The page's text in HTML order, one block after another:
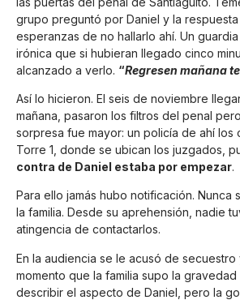
grupo preguntó por Daniel y la
esperanzas de no hallarlo ahí. Un
irónica que si hubieran llegado cinco
alcanzado a verlo. “Regresen mañana
Así lo hicieron. El seis de noviembre
mañana, pasaron los filtros del penal
sorpresa fue mayor: un policía de ahí los
Torre 1, donde se ubican los juzgados,
contra de Daniel estaba por empezar.
Para ello jamás hubo notificación. Nunca
la familia. Desde su aprehensión, nadie
atingencia de contactarlos.
En la audiencia se le acusó de secuestro
momento que la familia supo la
describir el aspecto de Daniel, pero la